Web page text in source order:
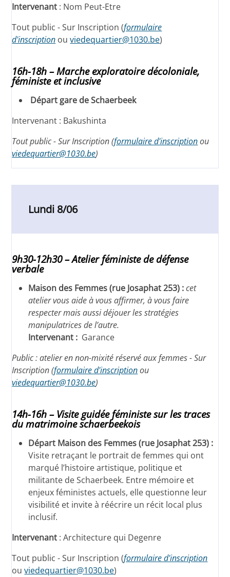
Intervenant : Nom Peut-Etre
Tout public - Sur Inscription (formulaire
d'inscription ouviedequartier@1030.be)
16h-18h – Marche exploratoire décoloniale,
féministe et inclusive
Départ gare de Schaerbeek
Intervenant : Bakushinta
Tout public - Sur Inscription (formulaire d'inscriptionou
viedequartier@1030.be)
Lundi 8/06
9h30-12h30 – Atelier féministe de défense
verbale
Maison des Femmes (rue Josaphat 253) : cet
atelier vous aide à vous affirmer, à vous faire
respecter mais aussi déjouer les stratégies
manipulatrices de l’autre.
Intervenant : Garance
Public : atelier en non-mixité réservé aux femmes - Sur
Inscription (formulaire d'inscriptionou
viedequartier@1030.be)
14h-16h – Visite guidée féministe sur les traces
du matrimoine schaerbeekois
Départ Maison des Femmes (rue Josaphat 253) :
Visite retraçant le portrait de femmes qui ont
marqué l’histoire artistique, politique et
militante de Schaerbeek. Entre mémoire et
enjeux féministes actuels, elle questionne leur
visibilité et invite à réécrire un récit local plus
inclusif.
Intervenant : Architecture qui Degenre
Tout public - Sur Inscription (formulaire d'inscription
ouviedequartier@1030.be)